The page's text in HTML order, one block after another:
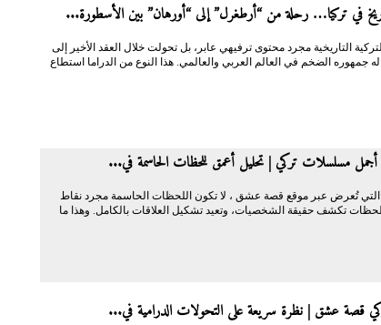
في تركيا… رحلة من “أرطغرل” إلى “أورهان” بين الأسطورة...
التاريخية مجرد محتوى ترفيهي عابر، بل تحولت خلال العقد الأخير إلى
له جمهوره الضخم في العالم العربي والعالمي. هذا النوع من الدراما استطاع
مسلسلات تركي | تحليل أعمق للحظات الحاسمة في...
التي تُعرض عبر موقع قصة عشق ، لا تكون اللحظات الحاسمة مجرد نقاط
تكشف حقيقة الشخصيات، وتعيد تشكيل العلاقات بالكامل. وهذا ما
قصة عشق | نظرة سريعة على التحولات الدرامية في...